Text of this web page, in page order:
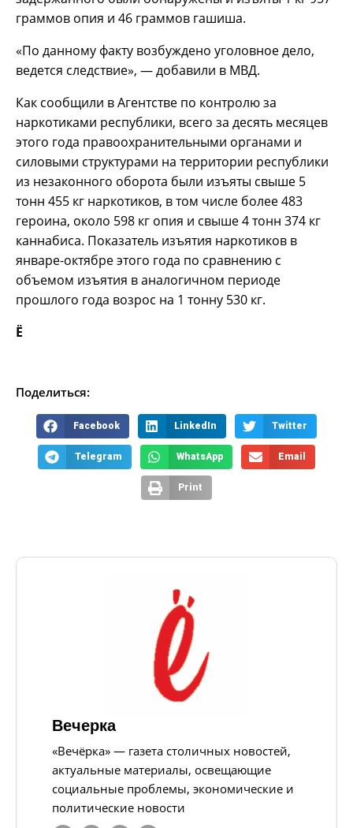
граммов опия и 46 граммов гашиша.
«По данному факту возбуждено уголовное дело,
ведется следствие», — добавили в МВД.
Как сообщили в Агентстве по контролю за
наркотиками республики, всего за десять месяцев
этого года правоохранительными органами и
силовыми структурами на территории республики
из незаконного оборота были изъяты свыше 5
тонн 455 кг наркотиков, в том числе более 483
героина, около 598 кг опия и свыше 4 тонн 374 кг
каннабиса. Показатель изъятия наркотиков в
январе-октябре этого года по сравнению с
объемом изъятия в аналогичном периоде
прошлого года возрос на 1 тонну 530 кг.
Ё
Поделиться:
Facebook LinkedIn Twitter
Telegram WhatsApp Email
Print
Вечерка
«Вечёрка» — газета столичных новостей,
актуальные материалы, освещающие
социальные проблемы, экономические и
политические новости